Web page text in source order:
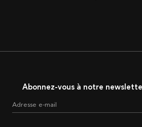
Abonnez-vous à notre
Adresse e-mail